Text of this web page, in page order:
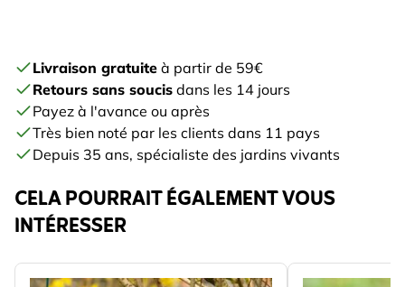
Livraison gratuite à partir de 59€
Retours sans soucis dans les 14 jours
Payez à l'avance ou après
Très bien noté par les clients dans 11 pays
Depuis 35 ans, spécialiste des jardins vivants
CELA POURRAIT ÉGALEMENT VOUS
INTÉRESSER